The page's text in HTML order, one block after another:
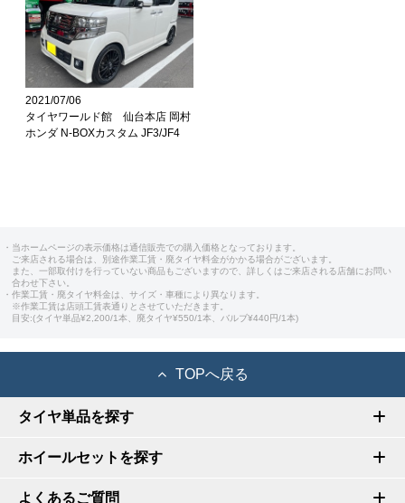
2021/07/06
タイヤワールド館 仙台本店 岡村
ホンダ N-BOXカスタム JF3/JF4
・当ホームページの表示価格は通信販売での購入価格となっております。
ご来店される場合は、別途作業工賃・廃タイヤ料金がかかる場合がございます。
また、一部取付けを行っていない商品もございますので、詳しくはご来店される店舗にお問い
合わせ下さい。
・作業工賃・廃タイヤ料金は、サイズ・車種により異なります。
※作業工賃は店頭工賃表通りとさせていただきます。
目安:(タイヤ単品¥2,200/1本、廃タイヤ¥550/1本、バルブ¥440円/1本)
TOPへ戻る
タイヤ単品を探す
ホイールセットを探す
よくあるご質問